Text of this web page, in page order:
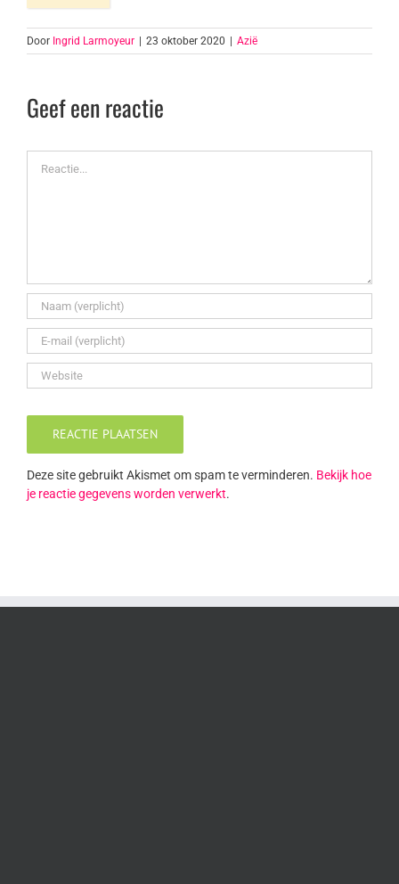
Door Ingrid Larmoyeur 23 oktober 2020 Azië
Geef een reactie
Deze site gebruikt Akismet om spam te verminderen. Bekijk hoe
je reactie gegevens worden verwerkt.